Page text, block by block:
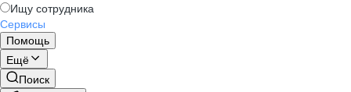
Ищу сотрудника
Сервисы
Помощь
Ещё
Поиск